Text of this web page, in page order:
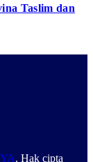
Taslim dan
. Hak cipta